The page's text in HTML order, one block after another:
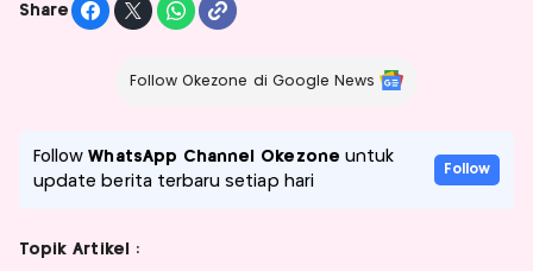
Share
Follow Okezone di Google News
FollowWhatsApp Channel Okezone untuk
update berita terbaru setiap hari
Follow
Topik Artikel :